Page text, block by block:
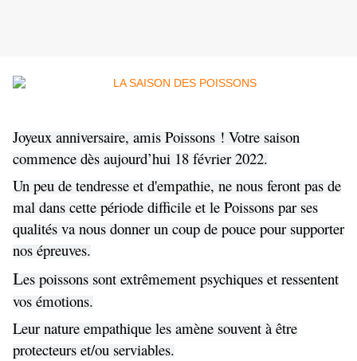
Joyeux anniversaire, amis Poissons ! Votre saison
commence dès aujourd’hui 18 février 2022.
Un peu de tendresse et d'empathie, ne nous feront pas de
mal dans cette période difficile et le Poissons par ses
qualités va nous donner un coup de pouce pour supporter
nos épreuves.
Les poissons sont extrêmement psychiques et ressentent
vos émotions.
Leur nature empathique les amène souvent à être
protecteurs et/ou serviables.